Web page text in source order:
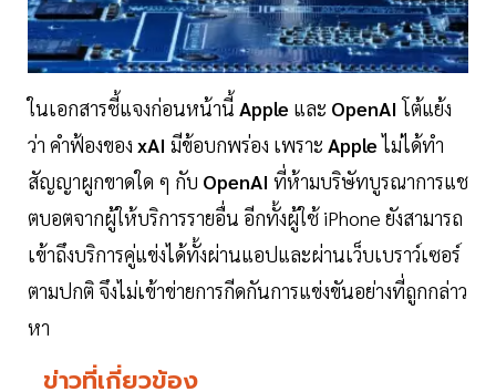
ในเอกสารชี้แจงก่อนหน้านี้ Apple และ OpenAI โต้แย้ง
ว่า คำฟ้องของ xAI มีข้อบกพร่อง เพราะ Appleไม่ได้ทำ
สัญญาผูกขาดใด ๆ กับ OpenAI ที่ห้ามบริษัทบูรณาการแช
ตบอตจากผู้ให้บริการรายอื่น อีกทั้งผู้ใช้ iPhone ยังสามารถ
เข้าถึงบริการคู่แข่งได้ทั้งผ่านแอปและผ่านเว็บเบราว์เซอร์
ตามปกติ จึงไม่เข้าข่ายการกีดกันการแข่งขันอย่างที่ถูกกล่าว
หา
ข่าวที่เกี่ยวข้อง